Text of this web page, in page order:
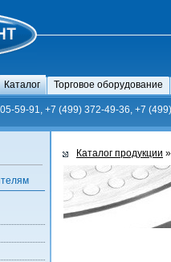
Каталог Торговое оборудование
59-91, +7 (499) 372-49-36, +7
Каталог продукции